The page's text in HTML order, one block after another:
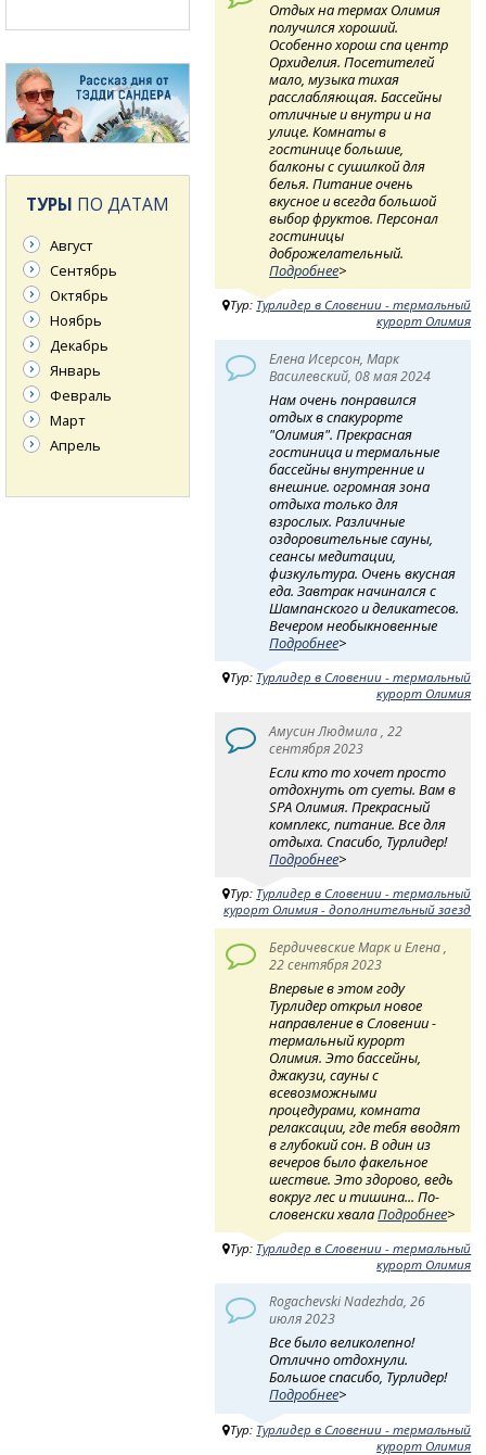
Отдых на термах Олимия
получился хороший.
Особенно хорош спа центр
Орхиделия. Посетителей
мало, музыка тихая
расслабляющая. Бассейны
отличные и внутри и на
улице. Комнаты в
гостинице большие,
балконы с сушилкой для
белья. Питание очень
вкусное и всегда большой
выбор фруктов. Персонал
гостиницы
доброжелательный.
Подробнее>
Тур: Турлидер в Словении - термальный
курорт Олимия
Елена Исерсон, Марк
Василевский, 08 мая 2024
Нам очень понравился
отдых в спакурорте
"Олимия". Прекрасная
гостиница и термальные
бассейны внутренние и
внешние. огромная зона
отдыха только для
взрослых. Различные
оздоровительные сауны,
сеансы медитации,
физкультура. Очень вкусная
еда. Завтрак начинался с
Шампанского и деликатесов.
Вечером необыкновенные
Подробнее>
Тур: Турлидер в Словении - термальный
курорт Олимия
Амусин Людмила , 22
сентября 2023
Если кто то хочет просто
отдохнуть от суеты. Вам в
SPA Олимия. Прекрасный
комплекс, питание. Все для
отдыха. Спасибо, Турлидер!
Подробнее>
Тур: Турлидер в Словении - термальный
курорт Олимия - дополнительный заезд
Бердичевские Марк и Елена ,
22 сентября 2023
Впервые в этом году
Турлидер открыл новое
направление в Словении -
термальный курорт
Олимия. Это бассейны,
джакузи, сауны с
всевозможными
процедурами, комната
релаксации, где тебя вводят
в глубокий сон. В один из
вечеров было факельное
шествие. Это здорово, ведь
вокруг лес и тишина... По-
словенски хвалаПодробнее>
Тур: Турлидер в Словении - термальный
курорт Олимия
Rogachevski Nadezhda, 26
июля 2023
Все было великолепно!
Отлично отдохнули.
Большое спасибо, Турлидер!
Подробнее>
Тур: Турлидер в Словении - термальный
курорт Олимия
ТУРЫ ПО ДАТАМ
Август
Сентябрь
Октябрь
Ноябрь
Декабрь
Январь
Февраль
Март
Апрель